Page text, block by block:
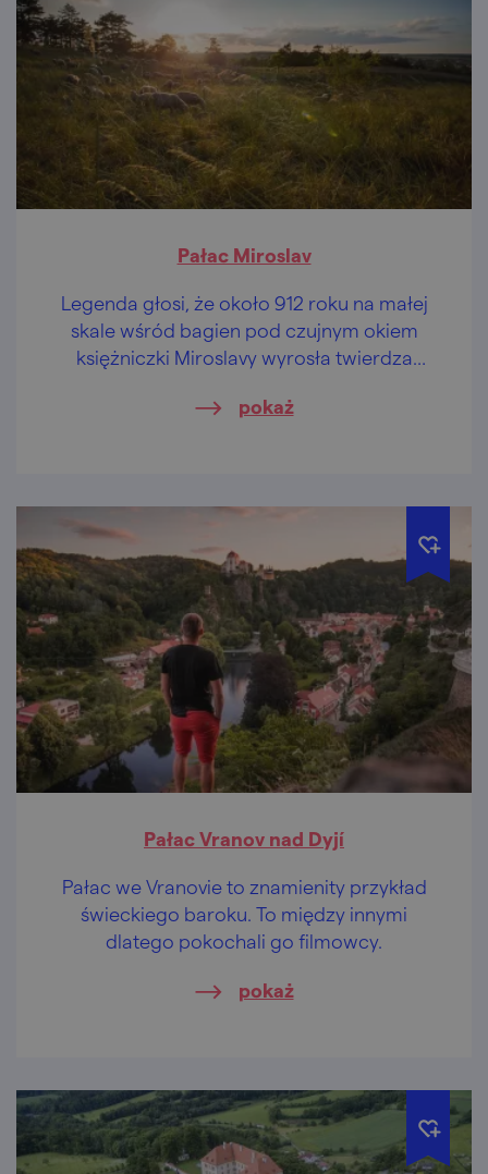
Pałac Miroslav
Legenda głosi, że około 912 roku na małej
skale wśród bagien pod czujnym okiem
księżniczki Miroslavy wyrosła twierdza
Miroslav.
pokaż
Pałac Vranov nad Dyjí
Pałac we Vranovie to znamienity przykład
świeckiego baroku. To między innymi
dlatego pokochali go filmowcy.
pokaż